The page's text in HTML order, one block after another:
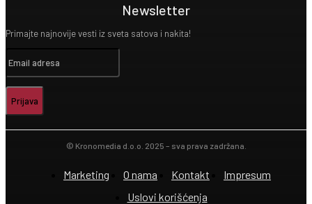
Newsletter
Primajte najnovije vesti iz sveta satova i nakita!
Prijava
© Kronomedia d.o.o. 2025 – sva prava zadržana.
Marketing O nama Kontakt
Impresum
Uslovi korišćenja